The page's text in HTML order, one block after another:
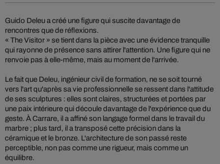
Guido Deleu a créé une figure qui suscite davantage de
rencontres que de réflexions.
« The Visitor » se tient dans la pièce avec une évidence tranquille
qui rayonne de présence sans attirer l'attention. Une figure qui ne
renvoie pas à elle-même, mais au moment de l'arrivée.
Le fait que Deleu, ingénieur civil de formation, ne se soit tourné
vers l'art qu'après sa vie professionnelle se ressent dans l'attitude
de ses sculptures : elles sont claires, structurées et portées par
une paix intérieure qui découle davantage de l'expérience que du
geste. À Carrare, il a affiné son langage formel dans le travail du
marbre ; plus tard, il a transposé cette précision dans la
céramique et le bronze. L'architecture de son passé reste
perceptible, non pas comme une rigueur, mais comme un
équilibre.